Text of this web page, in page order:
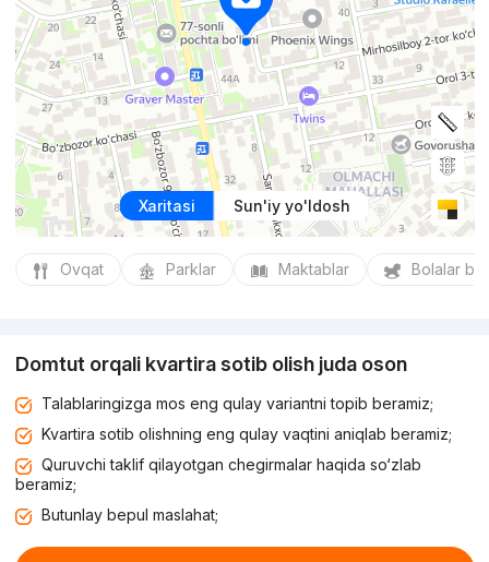
Xaritasi Sun'iy yo'ldosh
Ovqat Parklar Maktablar Bolalar
Domtut orqali kvartira sotib olish juda oson
Talablaringizga mos eng qulay variantni topib beramiz;
Kvartira sotib olishning eng qulay vaqtini aniqlab beramiz;
Quruvchi taklif qilayotgan chegirmalar haqida so‘zlab
beramiz;
Butunlay bepul maslahat;